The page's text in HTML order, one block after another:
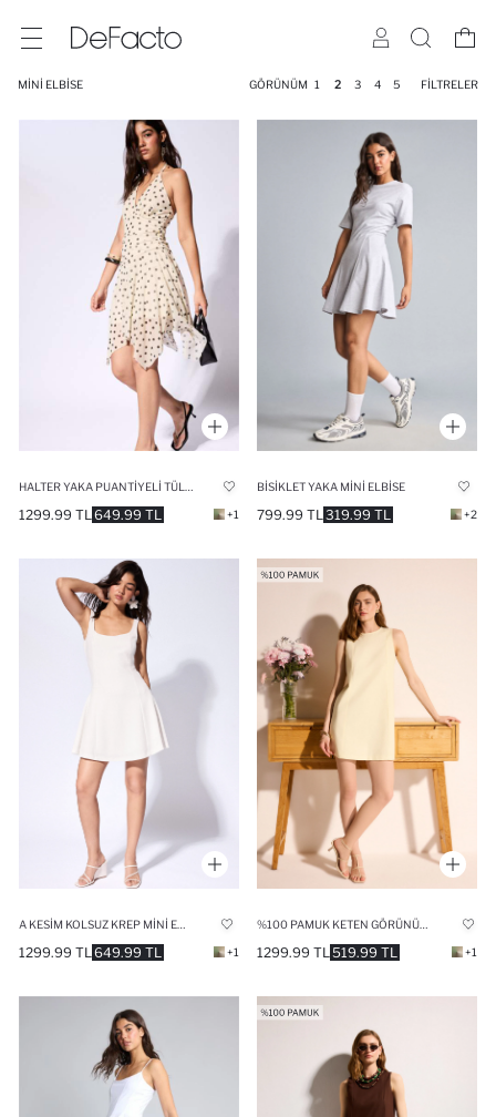
MINI ELBISE GÖRÜNÜM 1 2 3 4 5 FILTRELER
649.99 TL
1299.99 TL +1
BISIKLET YAKA MINI ELBISE
319.99 TL
799.99 TL +2
649.99 TL
1299.99 TL +1 519.99 TL
1299.99 TL +1